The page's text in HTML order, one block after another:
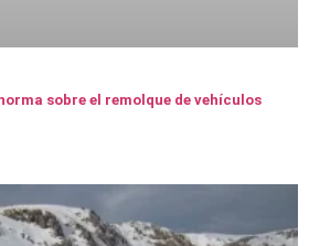
sobre el remolque de vehículos